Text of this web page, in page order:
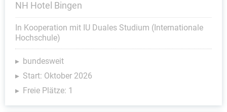
NH Hotel Bingen
In Kooperation mit IU Duales Studium (Internationale
Hochschule)
bundesweit
Start: Oktober 2026
Freie Plätze: 1